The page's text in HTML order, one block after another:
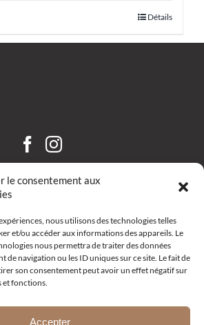
le consentement aux
nous utilisons des technologies telles
et/ou accéder aux informations des appareils. Le
nous permettra de traiter des données
de navigation ou les ID uniques sur ce site. Le fait de
son consentement peut avoir un effet négatif sur
et fonctions.
Accepter
Détails
13111 Coudoux
+33 (0)4 42 52 10 68